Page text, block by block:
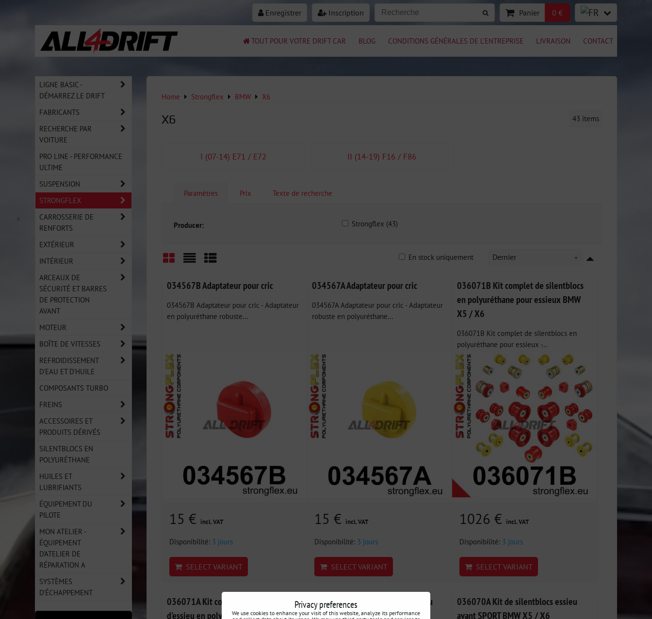
Enregistrer Inscription Panier 0 €
TOUT POUR VOTRE DRIFT CAR BLOG CONDITIONS GÉNÉRALES DE L'ENTREPRISE LIVRAISON CONTACT
Home Strongflex BMW X6
X6 43 items
I (07-14) E71 / E72 II (14-19) F16 / F86
Paramètres Prix Texte de recherche
Producer: Strongflex (43)
Dernier
En stock uniquement
034567B Adaptateur pour cric
034567B Adaptateur pour cric - Adaptateur
en polyuréthane robuste...
15 € incl. VAT
Disponibilité: 3 jours
SELECT VARIANT
034567A Adaptateur pour cric
034567A Adaptateur pour cric - Adaptateur
robuste en polyuréthane...
15 € incl. VAT
Disponibilité: 3 jours
SELECT VARIANT
036071B Kit complet de silentblocs
en polyuréthane pour essieux BMW
X5 / X6
036071B Kit complet de silentblocs en
polyuréthane pour essieux -...
1026 € incl. VAT
Disponibilité: 3 jours
SELECT VARIANT
036071A Kit complet de silentblocs
d'essieu en polyuréthane SPORT BMW
036070B Kit de silentblocs essieu
avant BMW X5 / X6
036070A Kit de silentblocs essieu
avant SPORT BMW X5 / X6
LIGNE BASIC -
DÉMARREZ LE DRIFT
FABRICANTS
RECHERCHE PAR
VOITURE
PRO LINE - PERFORMANCE
ULTIME
SUSPENSION
STRONGFLEX
CARROSSERIE DE
RENFORTS
EXTÉRIEUR
INTÉRIEUR
ARCEAUX DE
SÉCURITÉ ET BARRES
DE PROTECTION
AVANT
MOTEUR
BOÎTE DE VITESSES
REFROIDISSEMENT
D'EAU ET D'HUILE
COMPOSANTS TURBO
FREINS
ACCESSOIRES ET
PRODUITS DÉRIVÉS
SILENTBLOCS EN
POLYURÉTHANE
HUILES ET
LUBRIFIANTS
ÉQUIPEMENT DU
PILOTE
MON ATELIER -
ÉQUIPEMENT
D'ATELIER DE
RÉPARATION A
SYSTÈMES
D'ÉCHAPPEMENT
Privacy preferences
We use cookies to enhance your visit of this website, analyze its performance